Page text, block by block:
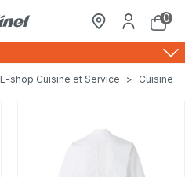
0
E-shop Cuisine et Service > Cuisine